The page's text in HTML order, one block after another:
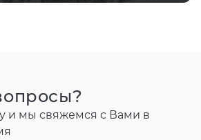
и мы свяжемся с Вами в